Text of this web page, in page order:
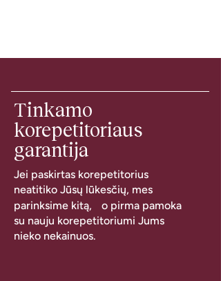
Tinkamo
korepetitoriaus
garantija
Jei paskirtas korepetitorius
neatitiko Jūsų lūkesčių, mes
parinksime kitą, o pirma pamoka
su nauju korepetitoriumi Jums
nieko nekainuos.